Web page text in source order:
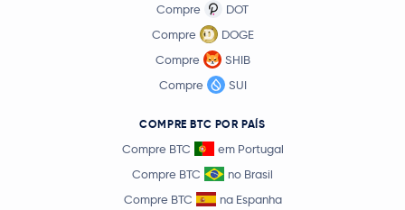
Compre
DOT
Compre
DOGE
Compre
SHIB
Compre
SUI
COMPRE BTC POR PAÍS
Compre BTC
em Portugal
Compre BTC
no Brasil
Compre BTC
na Espanha